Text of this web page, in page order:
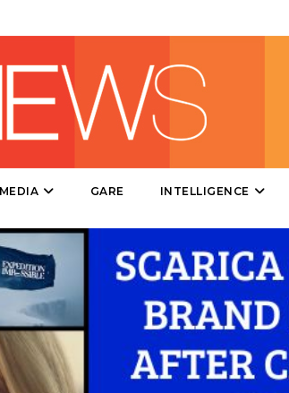
MEDIA GARE INTELLIGENCE